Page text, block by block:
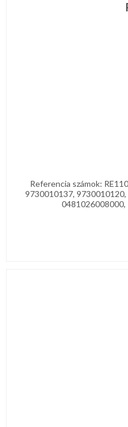
Referencia számok:
9730010137,
0481026008000,